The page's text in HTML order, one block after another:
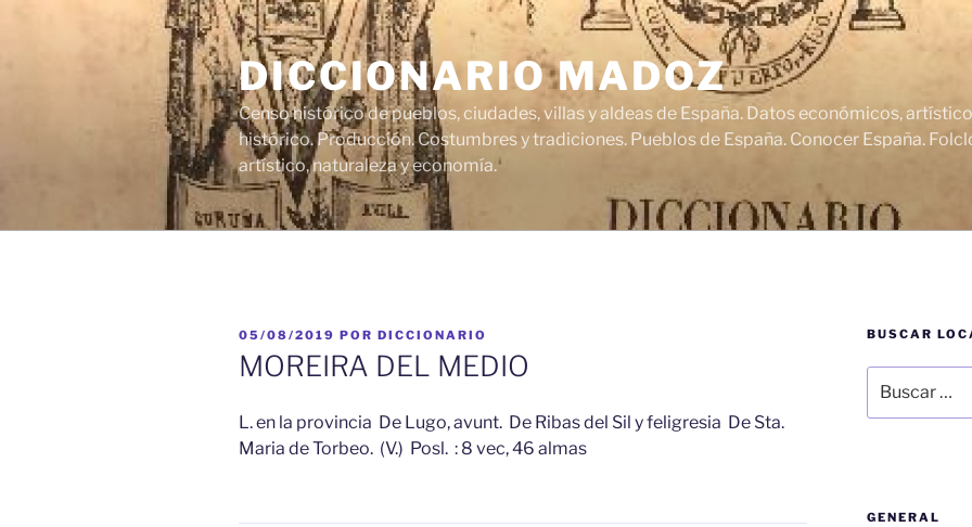
DICCIONARIO MADOZ
Censo histórico de pueblos, ciudades, villas y aldeas de España. Datos económicos,
histórico. Producción. Costumbres y tradiciones. Pueblos de España. Conocer España.
artístico, naturaleza y economía.
PUBLICADO
EL
05/08/2019 POR DICCIONARIO
MOREIRA DEL MEDIO
L. en la provincia De Lugo, avunt. De Ribas del Sil y feligresia De Sta.
Maria de Torbeo. (V.) Posl. : 8 vec, 46 almas
BUSCAR
por:
GENERAL